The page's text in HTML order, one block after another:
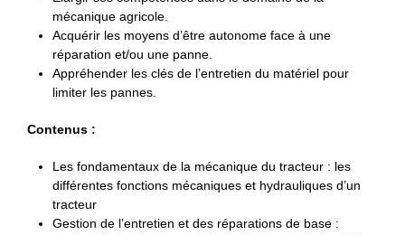
mécanique agricole.
Acquérir les moyens d’être autonome face à une
réparation et/ou une panne.
Appréhender les clés de l’entretien du matériel pour
limiter les pannes.
Contenus :
Les fondamentaux de la mécanique du tracteur : les
différentes fonctions mécaniques et hydrauliques d’un
tracteur
Gestion de l’entretien et des réparations de base :